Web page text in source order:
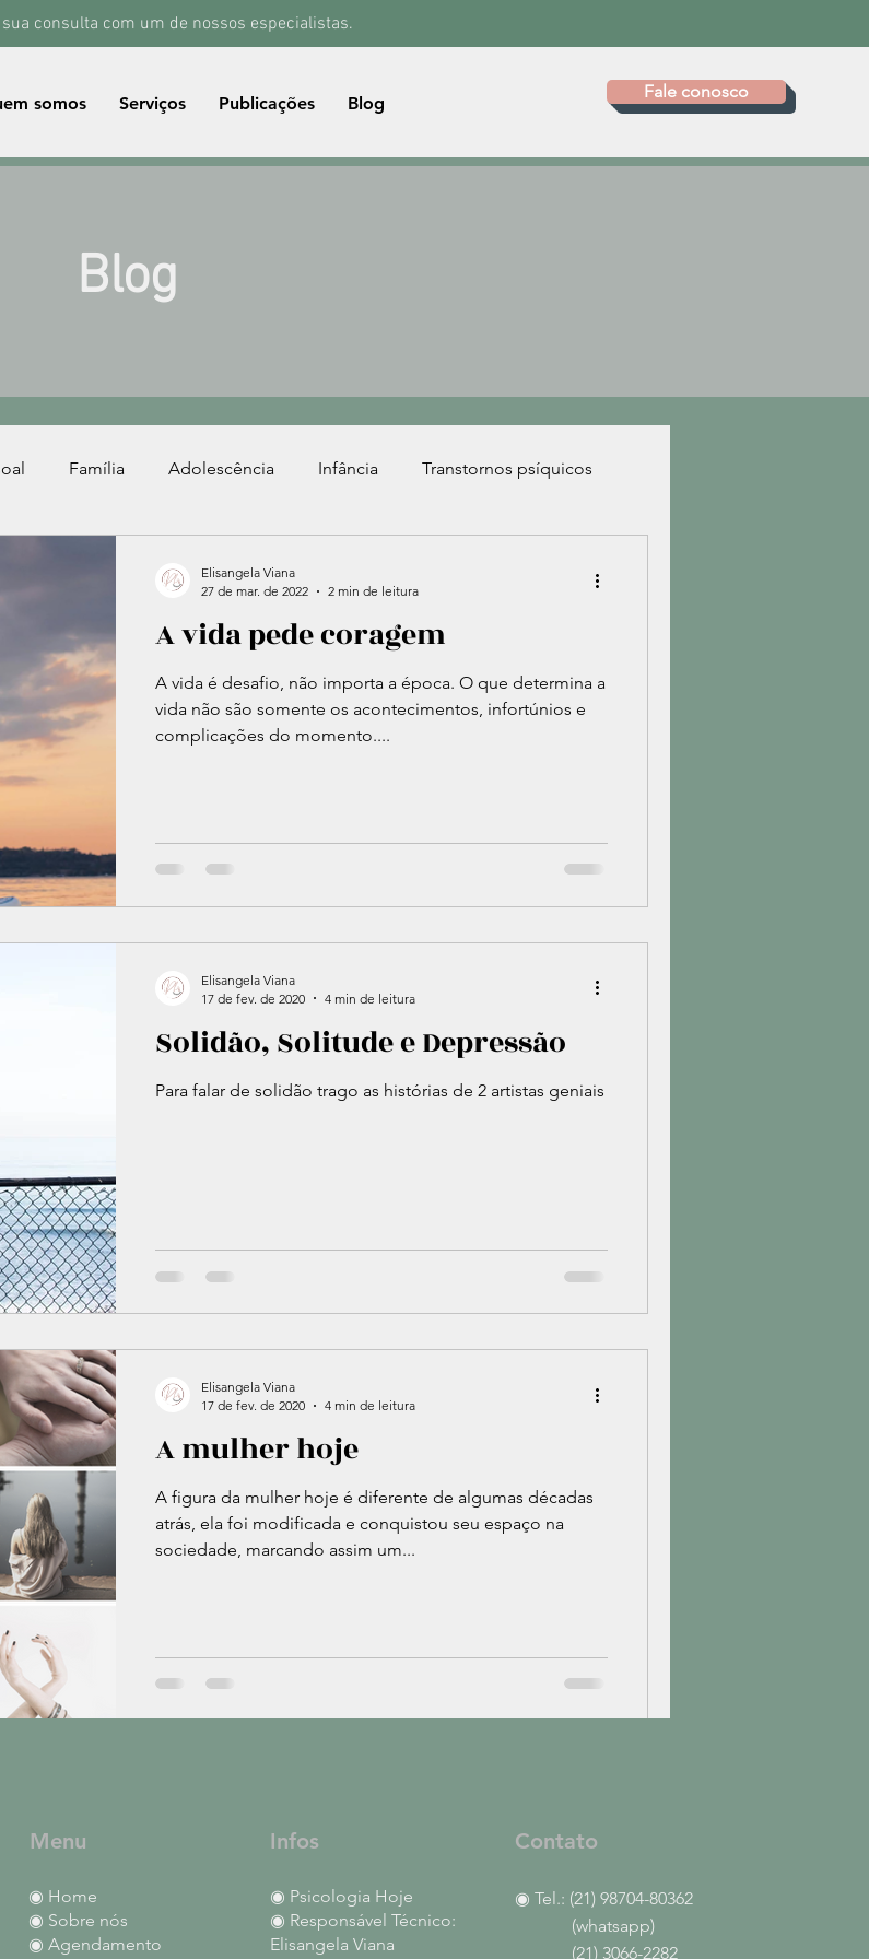
consulta com um de nossos especialistas.
somos Serviços Publicações Blog
Fale conosco
Blog
Família Adolescência Infância Transtornos psíquicos
Neuroses Psicopatologia Transtornos psiquiátricos
A vida pede coragem
A vida é desafio, não importa a época. O que determina a
vida não são somente os acontecimentos, infortúnios e
complicações do momento....
Elisangela Viana
27 de mar. de 2022
2 min de leitura
Solidão, Solitude e Depressão
Para falar de solidão trago as histórias de 2 artistas geniais
Elisangela Viana
17 de fev. de 2020
4 min de leitura
A mulher hoje
A figura da mulher hoje é diferente de algumas décadas
atrás, ela foi modificada e conquistou seu espaço na
sociedade, marcando assim um...
Elisangela Viana
17 de fev. de 2020
4 min de leitura
Menu
◉ Home
◉ Sobre nós
◉ Agendamento
Infos
◉ Psicologia Hoje
◉ Responsável Técnico:
Elisangela Viana
Contato
◉ Tel.: (21) 98704-80362
(whatsapp)
(21) 3066-2282